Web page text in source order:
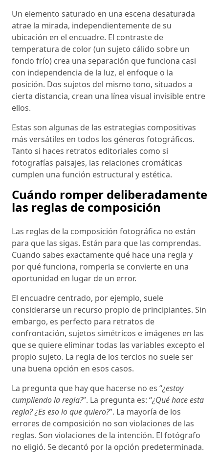
Un elemento saturado en una escena desaturada
atrae la mirada, independientemente de su
ubicación en el encuadre. El contraste de
temperatura de color (un sujeto cálido sobre un
fondo frío) crea una separación que funciona casi
con independencia de la luz, el enfoque o la
posición. Dos sujetos del mismo tono, situados a
cierta distancia, crean una línea visual invisible entre
ellos.
Estas son algunas de las estrategias compositivas
más versátiles en todos los géneros fotográficos.
Tanto si haces retratos editoriales como si
fotografías paisajes, las relaciones cromáticas
cumplen una función estructural y estética.
Cuándo romper deliberadamente
las reglas de composición
Las reglas de la composición fotográfica no están
para que las sigas. Están para que las comprendas.
Cuando sabes exactamente qué hace una regla y
por qué funciona, romperla se convierte en una
oportunidad en lugar de un error.
El encuadre centrado, por ejemplo, suele
considerarse un recurso propio de principiantes. Sin
embargo, es perfecto para retratos de
confrontación, sujetos simétricos e imágenes en las
que se quiere eliminar todas las variables excepto el
propio sujeto. La regla de los tercios no suele ser
una buena opción en esos casos.
La pregunta que hay que hacerse no es “¿estoy
cumpliendo la regla?”. La pregunta es: “¿Qué hace esta
regla? ¿Es eso lo que quiero?”. La mayoría de los
errores de composición no son violaciones de las
reglas. Son violaciones de la intención. El fotógrafo
no eligió. Se decantó por la opción predeterminada.